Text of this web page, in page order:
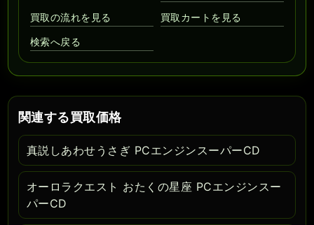
買取の流れを見る 買取カートを見る
検索へ戻る
関連する買取価格
真説しあわせうさぎ PCエンジンスーパーCD
オーロラクエスト おたくの星座 PCエンジンスー
パーCD